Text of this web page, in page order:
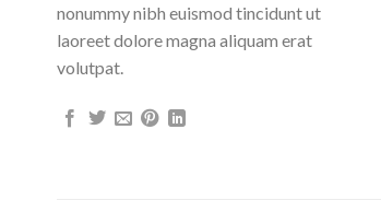
nonummy nibh euismod tincidunt ut
laoreet dolore magna aliquam erat
volutpat.